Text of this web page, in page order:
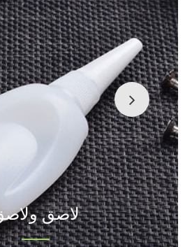
لاصق